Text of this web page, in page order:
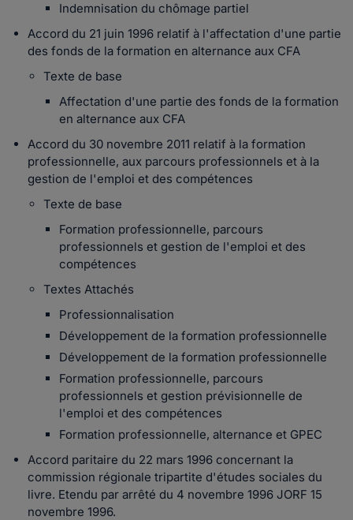
Indemnisation du chômage partiel
Accord du 21 juin 1996 relatif à l'affectation d'une partie
des fonds de la formation en alternance aux CFA
Texte de base
Affectation d'une partie des fonds de la formation
en alternance aux CFA
Accord du 30 novembre 2011 relatif à la formation
professionnelle, aux parcours professionnels et à la
gestion de l'emploi et des compétences
Texte de base
Formation professionnelle, parcours
professionnels et gestion de l'emploi et des
compétences
Textes Attachés
Professionnalisation
Développement de la formation professionnelle
Développement de la formation professionnelle
Formation professionnelle, parcours
professionnels et gestion prévisionnelle de
l'emploi et des compétences
Formation professionnelle, alternance et GPEC
Accord paritaire du 22 mars 1996 concernant la
commission régionale tripartite d'études sociales du
livre. Etendu par arrêté du 4 novembre 1996 JORF 15
novembre 1996.